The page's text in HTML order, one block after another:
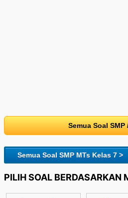
Semua Soal SMP
Semua Soal SMP MTs Kelas 7 >
PILIH SOAL BERDASARKAN